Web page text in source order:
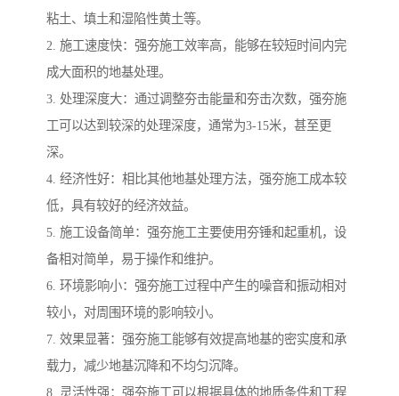
粘土、填土和湿陷性黄土等。
2. 施工速度快：强夯施工效率高，能够在较短时间内完
成大面积的地基处理。
3. 处理深度大：通过调整夯击能量和夯击次数，强夯施
工可以达到较深的处理深度，通常为3-15米，甚至更
深。
4. 经济性好：相比其他地基处理方法，强夯施工成本较
低，具有较好的经济效益。
5. 施工设备简单：强夯施工主要使用夯锤和起重机，设
备相对简单，易于操作和维护。
6. 环境影响小：强夯施工过程中产生的噪音和振动相对
较小，对周围环境的影响较小。
7. 效果显著：强夯施工能够有效提高地基的密实度和承
载力，减少地基沉降和不均匀沉降。
8. 灵活性强：强夯施工可以根据具体的地质条件和工程